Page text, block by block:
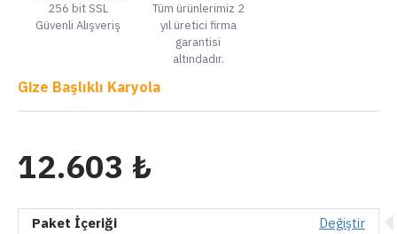
256 bit SSL
Güvenli Alışveriş
Tüm ürünlerimiz 2
yıl üretici firma
garantisi
altındadır.
Gize Başlıklı Karyola
12.603 ₺
Paket İçeriği
Değiştir